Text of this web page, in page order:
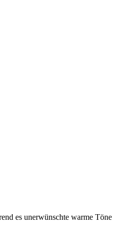
es unerwünschte warme Töne